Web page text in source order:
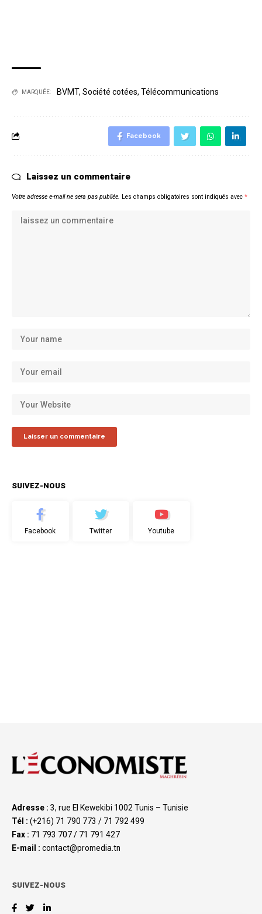
MARQUÉE: BVMT, Société cotées, Télécommunications
Facebook
Laissez un commentaire
Votre adresse e-mail ne sera pas publiée. Les champs obligatoires sont indiqués avec *
SUIVEZ-NOUS
Facebook Twitter Youtube
Adresse : 3, rue El Kewekibi 1002 Tunis – Tunisie
Tél : (+216) 71 790 773 / 71 792 499
Fax : 71 793 707 / 71 791 427
E-mail : contact@promedia.tn
SUIVEZ-NOUS